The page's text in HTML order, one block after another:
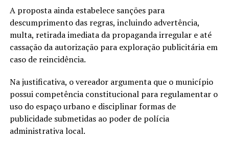
A proposta ainda estabelece sanções para
descumprimento das regras, incluindo advertência,
multa, retirada imediata da propaganda irregular e até
cassação da autorização para exploração publicitária em
caso de reincidência.
Na justificativa, o vereador argumenta que o município
possui competência constitucional para regulamentar o
uso do espaço urbano e disciplinar formas de
publicidade submetidas ao poder de polícia
administrativa local.